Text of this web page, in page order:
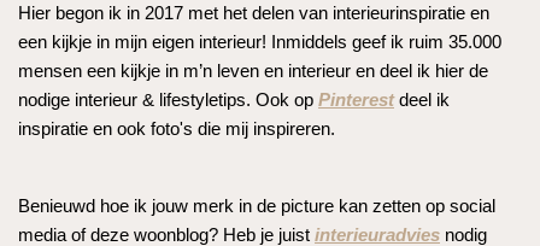
Hier begon ik in 2017 met het delen van interieurinspiratie en
een kijkje in mijn eigen interieur! Inmiddels geef ik ruim 35.000
mensen een kijkje in m’n leven en interieur en deel ik hier de
nodige interieur & lifestyletips. Ook op Pinterestdeel ik
inspiratie en ook foto's die mij inspireren.
Benieuwd hoe ik jouw merk in de picture kan zetten op social
media of deze woonblog? Heb je juist interieuradvies nodig